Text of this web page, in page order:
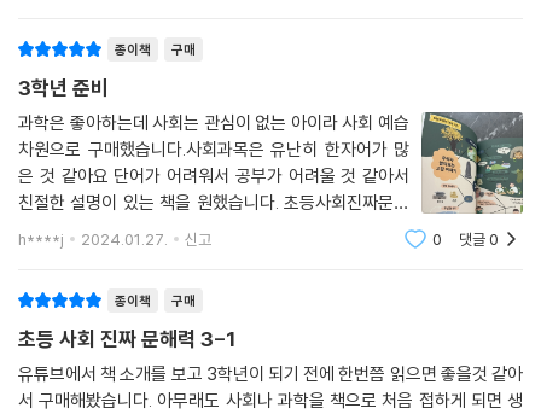
들은 해당 학년의 수업에서 학생들이 어려워하는 부분을 모아 생생한 사례
로 풀어냈다. 아이들은 『초등 사회 진짜 문해력』를 읽다 보면 왜 그런 개념
이 나왔는지 자연스럽게 스스로 생각하고, 내용을 이해할 수 있을 것이다.
어른이 보기에는 뭐 이런 것까지 알려주어야 하는가라는 의문을 가질 수
있다. 하지만 아이들은 기초적인 내용이더라도 학문적으로는 모두 처음 배
우는 것이기에 평소 살아가는 생생한 생활 이야기 속에서 배우는 것이 가
장 바람직하다. 시장과 마트 등에서 물건을 사고, 스마트폰을 사용하고, 교
통수단을 이용하는 등등 생생한 이야기들이 바로 사회이기 때문이다. 즉,
열어 간 수업을 교과서 진도에 맞추듯 학년과 학기에 맞춰 책으로 펼쳐 냈
다. 이 책과 함께하면 사회 교과서를 읽을 때 살아 숨 쉬는 세상과 마주할
수 있을 것이다.
종이책 구매
3학년 준비
과학은 좋아하는데 사회는 관심이 없는 아이라 사회 예습
차원으로 구매했습니다.사회과목은 유난히 한자어가 많
은 것 같아요 단어가 어려워서 공부가 어려울 것 같아서
친절한 설명이 있는 책을 원했습니다. 초등사회진짜문해
력 책은 교과서보다 아이들 눈높이로 재미있게 내용을 전
개하고 예문이 많아서 이해가 쉽습니다. 너무 많지도 적지
h****j 2024.01.27. 신고 0 댓글0
종이책 구매
초등 사회 진짜 문해력 3-1
유튜브에서 책 소개를 보고 3학년이 되기 전에 한번쯤 읽으면 좋을것 같아
서 구매해봤습니다. 아무래도 사회나 과학을 책으로 처음 접하게 되면 생